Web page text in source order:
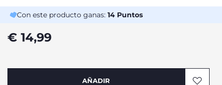
Con este producto ganas: 14 Puntos
€ 14,99
AÑADIR